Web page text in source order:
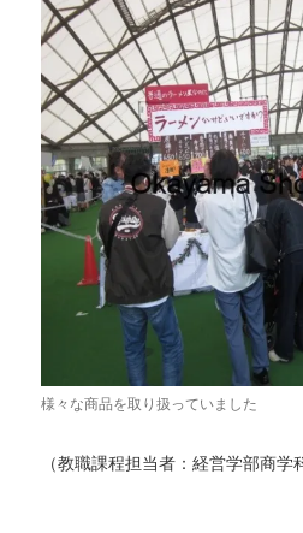
様々な商品を取り扱っていました
（教職課程担当者：経営学部商